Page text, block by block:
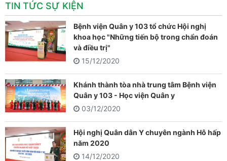
TIN TỨC SỰ KIỆN
Bệnh viện Quân y 103 tổ chức Hội nghị
khoa học "Những tiến bộ trong chẩn đoán
và điều trị"
15/12/2020
Khánh thành tòa nhà trung tâm Bệnh viện
Quân y 103 - Học viện Quân y
03/12/2020
Hội nghị Quân dân Y chuyên ngành Hô hấp
năm 2020
14/12/2020